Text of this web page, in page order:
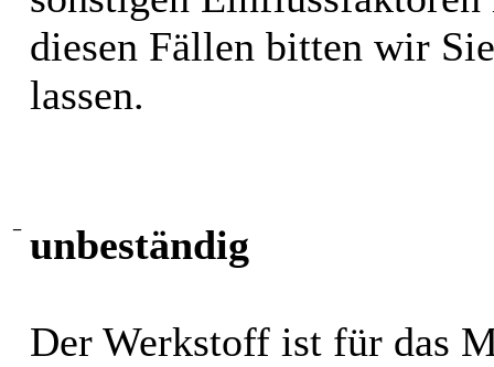
diesen Fällen bitten wir
lassen.
− unbeständig
Der Werkstoff ist für das